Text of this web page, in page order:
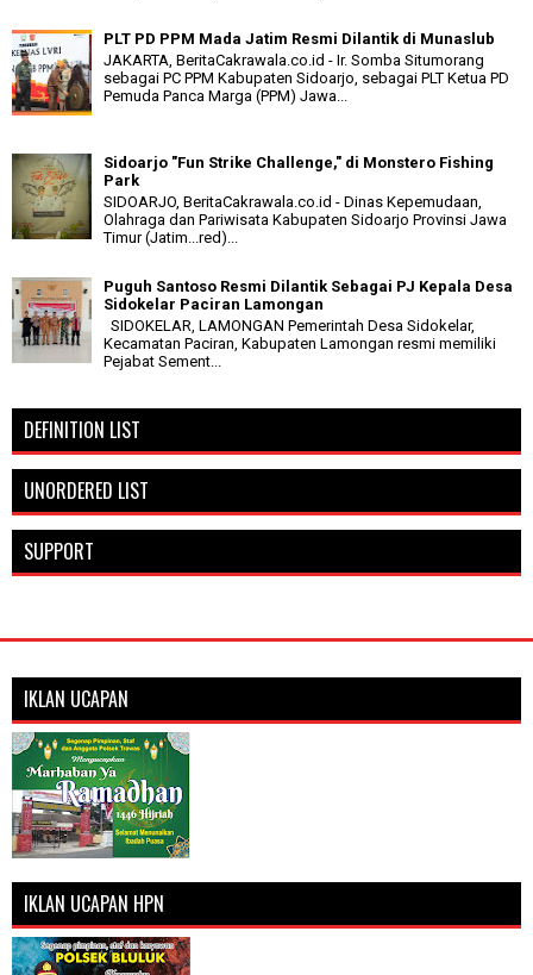
PLT PD PPM Mada Jatim Resmi Dilantik di Munaslub
JAKARTA, BeritaCakrawala.co.id - Ir. Somba Situmorang
sebagai PC PPM Kabupaten Sidoarjo, sebagai PLT Ketua PD
Pemuda Panca Marga (PPM) Jawa...
Sidoarjo "Fun Strike Challenge," di Monstero Fishing
Park
SIDOARJO, BeritaCakrawala.co.id - Dinas Kepemudaan,
Olahraga dan Pariwisata Kabupaten Sidoarjo Provinsi Jawa
Timur (Jatim...red)...
Puguh Santoso Resmi Dilantik Sebagai PJ Kepala Desa
Sidokelar Paciran Lamongan
SIDOKELAR, LAMONGAN Pemerintah Desa Sidokelar,
Kecamatan Paciran, Kabupaten Lamongan resmi memiliki
Pejabat Sement...
DEFINITION LIST
UNORDERED LIST
SUPPORT
IKLAN UCAPAN
IKLAN UCAPAN HPN